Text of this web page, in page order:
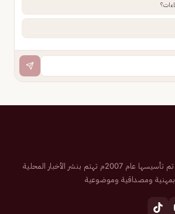
صحيفة إلكترونية سعودية تم تأسيسها عام 2007م تهتم بنشر الأخبار المحلية
بمهنية ومصداقية وموضوعية